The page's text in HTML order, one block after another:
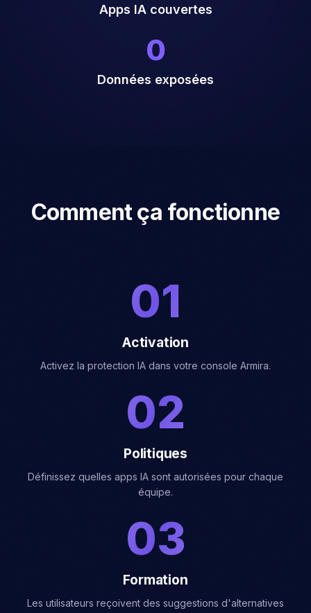
Apps IA couvertes
01
Activez la protection IA dans votre console Armira.
02
Politiques
Définissez quelles apps IA sont autorisées pour chaque
équipe.
03